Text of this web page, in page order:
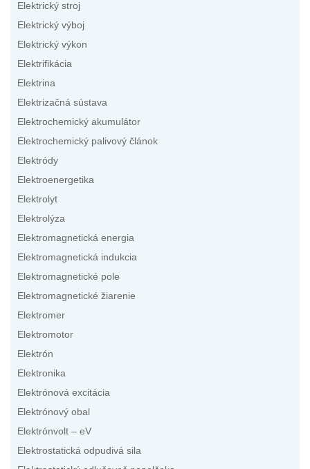
Elektrický stroj
Elektrický výboj
Elektrický výkon
Elektrifikácia
Elektrina
Elektrizačná sústava
Elektrochemický akumulátor
Elektrochemický palivový článok
Elektródy
Elektroenergetika
Elektrolyt
Elektrolýza
Elektromagnetická energia
Elektromagnetická indukcia
Elektromagnetické pole
Elektromagnetické žiarenie
Elektromer
Elektromotor
Elektrón
Elektronika
Elektrónová excitácia
Elektrónový obal
Elektrónvolt – eV
Elektrostatická odpudivá sila